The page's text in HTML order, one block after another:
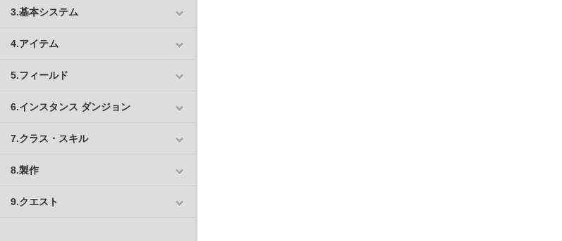
3.基本システム
4.アイテム
5.フィールド
6.インスタンス ダンジョン
7.クラス・スキル
8.製作
9.クエスト